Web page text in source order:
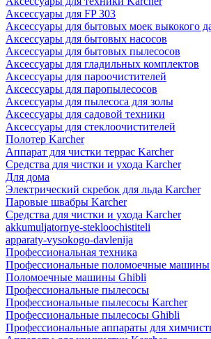
Аксессуары для FP 303
Аксессуары для бытовых моек выкокого
Аксессуары для бытовых насосов
Аксессуары для бытовых пылесосов
Аксессуары для гладильных комплектов
Аксессуары для пароочистителей
Аксессуары для паропылесосов
Аксессуары для пылесоса для золы
Аксессуары для садовой техники
Аксессуары для стеклоочистителей
Полотер Karcher
Аппарат для чистки террас Karcher
Средства для чистки и ухода Karcher
Для дома
Электрический скребок для льда Karcher
Паровые швабры Karcher
Средства для чистки и ухода Karcher
akkumuljatornye-stekloochistiteli
apparaty-vysokogo-davlenija
Профессиональная техника
Профессиональные поломоечные машины
Поломоечные машины Ghibli
Профессиональные пылесосы
Профессиональные пылесосы Karcher
Профессиональные пылесосы Ghibli
Профессиональные аппараты для